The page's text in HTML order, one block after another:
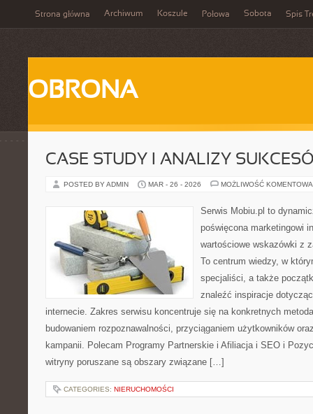
Strona główna Archiwum Koszule Połowa Sobota Spis
OBRONA
CASE STUDY I ANALIZY
POSTED BY ADMIN MAR - 26 - 2026 MOŻLIWOŚĆ
Serwis Mobiu.pl to
poświęcona marketingowi
wartościowe wskazówki z
To centrum wiedzy, w
specjaliści, a także
znaleźć inspiracje
internecie. Zakres serwisu koncentruje się na konkretnych
budowaniem rozpoznawalności, przyciąganiem użytkowników
kampanii. Polecam Programy Partnerskie i Afiliacja i SEO i
witryny poruszane są obszary związane […]
CATEGORIES: NIERUCHOMOŚCI